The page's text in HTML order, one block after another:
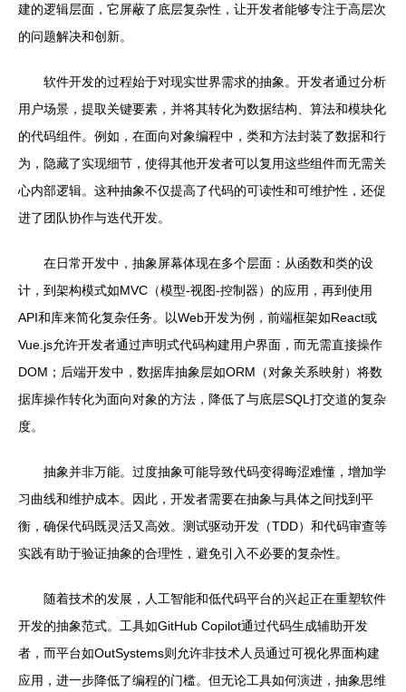
建的逻辑层面，它屏蔽了底层复杂性，让开发者能够专注于高层次
的问题解决和创新。
软件开发的过程始于对现实世界需求的抽象。开发者通过分析
用户场景，提取关键要素，并将其转化为数据结构、算法和模块化
的代码组件。例如，在面向对象编程中，类和方法封装了数据和行
为，隐藏了实现细节，使得其他开发者可以复用这些组件而无需关
心内部逻辑。这种抽象不仅提高了代码的可读性和可维护性，还促
进了团队协作与迭代开发。
在日常开发中，抽象屏幕体现在多个层面：从函数和类的设
计，到架构模式如MVC（模型-视图-控制器）的应用，再到使用
API和库来简化复杂任务。以Web开发为例，前端框架如React或
Vue.js允许开发者通过声明式代码构建用户界面，而无需直接操作
DOM；后端开发中，数据库抽象层如ORM（对象关系映射）将数
据库操作转化为面向对象的方法，降低了与底层SQL打交道的复杂
度。
抽象并非万能。过度抽象可能导致代码变得晦涩难懂，增加学
习曲线和维护成本。因此，开发者需要在抽象与具体之间找到平
衡，确保代码既灵活又高效。测试驱动开发（TDD）和代码审查等
实践有助于验证抽象的合理性，避免引入不必要的复杂性。
随着技术的发展，人工智能和低代码平台的兴起正在重塑软件
开发的抽象范式。工具如GitHub Copilot通过代码生成辅助开发
者，而平台如OutSystems则允许非技术人员通过可视化界面构建
应用，进一步降低了编程的门槛。但无论工具如何演进，抽象思维